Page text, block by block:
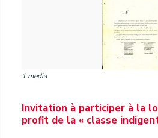
1 media
Invitation à participer à la
profit de la « classe